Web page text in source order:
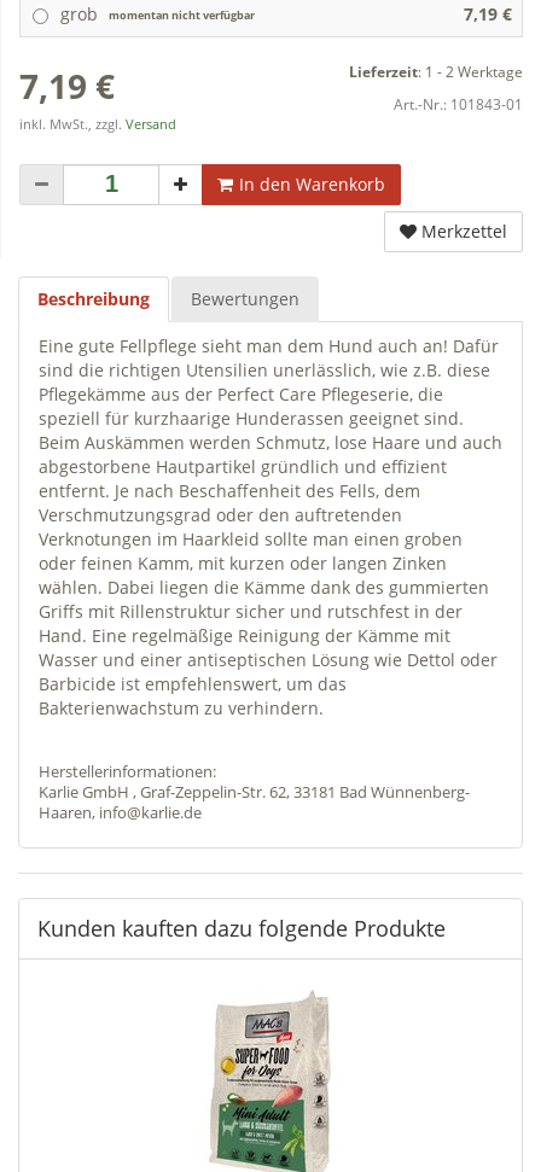
grob
7,19 €
momentan nicht verfügbar
7,19 €
inkl. MwSt., zzgl. Versand
Lieferzeit: 1 - 2 Werktage
Art.-Nr.: 101843-01
In den Warenkorb
Merkzettel
Beschreibung Bewertungen
Eine gute Fellpflege sieht man dem Hund auch an! Dafür
sind die richtigen Utensilien unerlässlich, wie z.B. diese
Pflegekämme aus der Perfect Care Pflegeserie, die
speziell für kurzhaarige Hunderassen geeignet sind.
Beim Auskämmen werden Schmutz, lose Haare und auch
abgestorbene Hautpartikel gründlich und effizient
entfernt. Je nach Beschaffenheit des Fells, dem
Verschmutzungsgrad oder den auftretenden
Verknotungen im Haarkleid sollte man einen groben
oder feinen Kamm, mit kurzen oder langen Zinken
wählen. Dabei liegen die Kämme dank des gummierten
Griffs mit Rillenstruktur sicher und rutschfest in der
Hand. Eine regelmäßige Reinigung der Kämme mit
Wasser und einer antiseptischen Lösung wie Dettol oder
Barbicide ist empfehlenswert, um das
Bakterienwachstum zu verhindern.
Herstellerinformationen:
Karlie GmbH , Graf-Zeppelin-Str. 62, 33181 Bad Wünnenberg-
Haaren, info@karlie.de
Kunden kauften dazu folgende Produkte